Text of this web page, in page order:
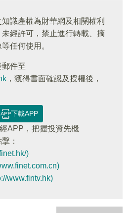
識產權為財華網及相關權利
未經許可，禁止進行轉載、摘
任何使用。
件至
，獲得書面確認及授權後，
下載APP
APP，把握投資先機
：
)
www.fintv.hk)